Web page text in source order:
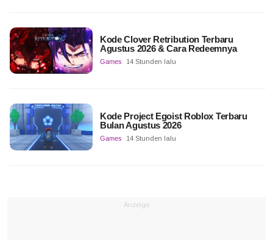
Kode Clover Retribution Terbaru
Agustus 2026 & Cara Redeemnya
Games 14 Stunden lalu
Kode Project Egoist Roblox Terbaru
Bulan Agustus 2026
Games 14 Stunden lalu
Anzeige